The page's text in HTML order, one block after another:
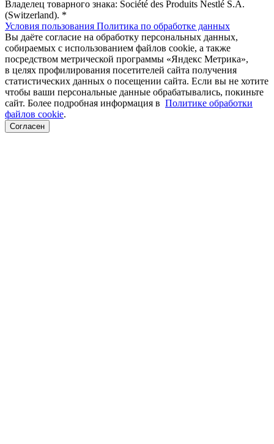
Владелец товарного знака: Société des Produits Nestlé S.A.
(Switzerland). *
Условия пользования Политика по обработке данных
Вы даёте согласие на обработку персональных данных,
собираемых с использованием файлов cookie, а также
посредством метрической программы «Яндекс Метрика»,
в целях профилирования посетителей сайта получения
статистических данных о посещении сайта. Если вы не хотите
чтобы ваши персональные данные обрабатывались, покиньте
сайт. Более подробная информация в Политике обработки
файлов cookie.
Согласен